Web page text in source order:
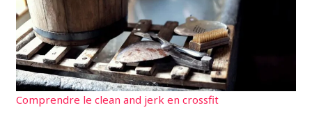
Comprendre le clean and jerk en crossfit